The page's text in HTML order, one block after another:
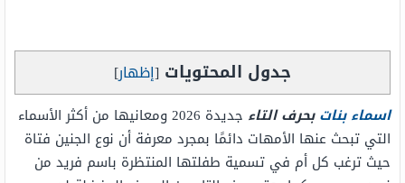
جدول المحتويات [إظهار]
اسماء بناتبحرف التاء
جديدة 2026 ومعانيها من أكثر الأسماء
التي تبحث عنها الأمهات دائمًا بمجرد معرفة أن نوع الجنين فتاة
حيث ترغب كل أم في تسمية طفلتها المنتظرة باسم فريد من